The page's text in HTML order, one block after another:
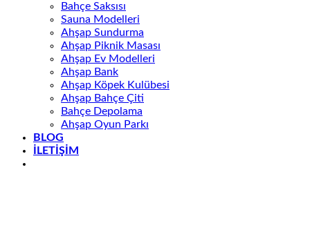
Bahçe Saksısı
Sauna Modelleri
Ahşap Sundurma
Ahşap Piknik Masası
Ahşap Ev Modelleri
Ahşap Bank
Ahşap Köpek Kulübesi
Ahşap Bahçe Çiti
Bahçe Depolama
Ahşap Oyun Parkı
BLOG
İLETİŞİM